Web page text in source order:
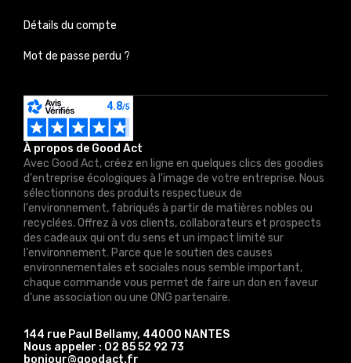
À propos de Good Act
Avec Good Act, créez en ligne en quelques clics des goodies
d'entreprise écologiques à l'image de votre entreprise. Nous
sélectionnons des produits respectueux de
l'environnement, fabriqués à partir de matières nobles ou
recyclées. Offrez à vos clients, collaborateurs et prospects
des cadeaux qui ont du sens et un impact limité sur
l'environnement. Parce que le soutien des causes
environnementales et sociales nous semble important,
chaque commande vous permet de faire un don en faveur
d'une association ou une ONG partenaire.
144 rue Paul Bellamy, 44000 NANTES
Nous appeler : 02 85 52 92 73
bonjour@goodact.fr
Détails du compte
Mot de passe perdu ?